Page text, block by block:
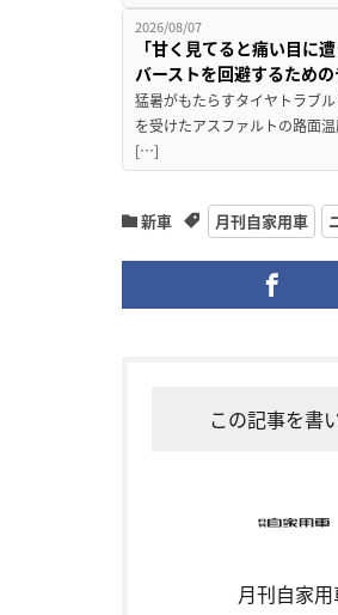
2026/08/07
「甘く見てると痛い目に
バーストを回避するため
猛暑がもたらすタイヤトラブ
を受けたアスファルトの路面
[…]
新車 月刊自家用車
この記事を書
月刊自家